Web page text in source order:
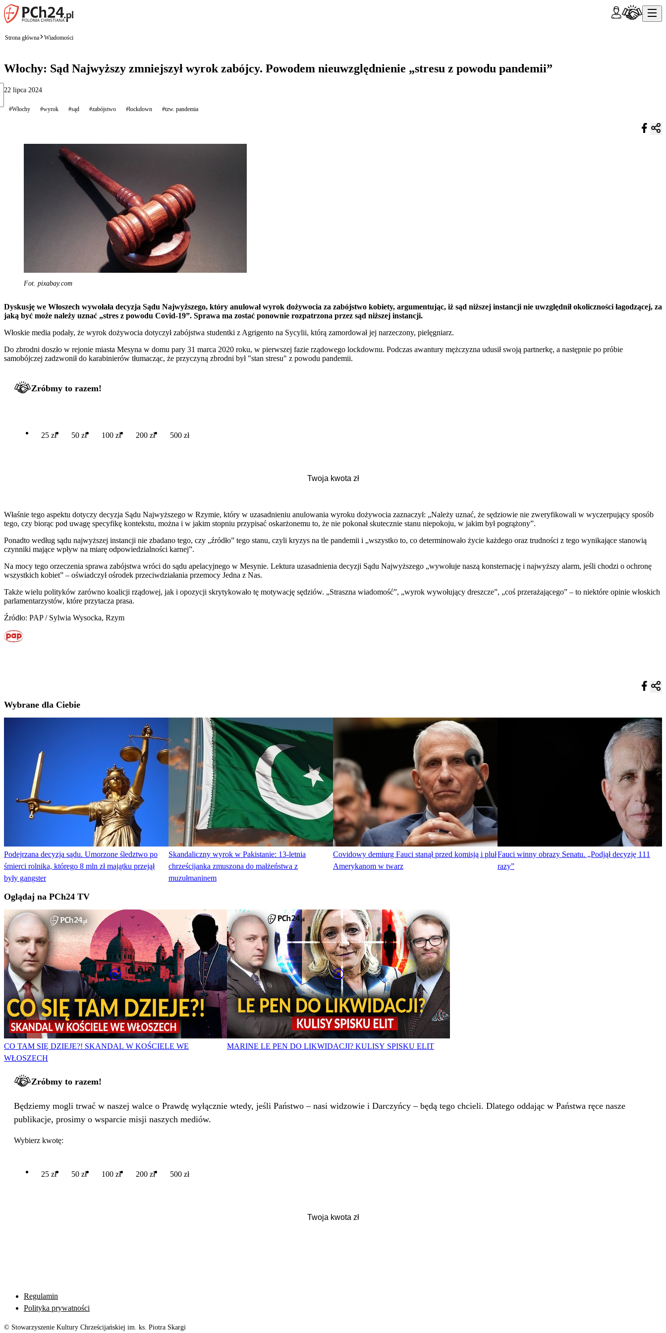
Strona główna Wiadomości
Włochy: Sąd Najwyższy zmniejszył wyrok zabójcy. Powodem nieuwzględnienie „stresu z powodu pandemii”
22 lipca 2024
#Włochy #wyrok #sąd #zabójstwo #lockdown #tzw. pandemia
Fot. pixabay.com
Dyskusję we Włoszech wywołała decyzja Sądu Najwyższego, który anulował wyrok dożywocia za zabójstwo kobiety, argumentując, iż sąd niższej instancji nie uwzględnił okoliczności łagodzącej, za
jaką być może należy uznać „stres z powodu Covid-19”. Sprawa ma zostać ponownie rozpatrzona przez sąd niższej instancji.
Włoskie media podały, że wyrok dożywocia dotyczył zabójstwa studentki z Agrigento na Sycylii, którą zamordował jej narzeczony, pielęgniarz.
Do zbrodni doszło w rejonie miasta Mesyna w domu pary 31 marca 2020 roku, w pierwszej fazie rządowego lockdownu. Podczas awantury mężczyzna udusił swoją partnerkę, a następnie po próbie
samobójczej zadzwonił do karabinierów tłumacząc, że przyczyną zbrodni był "stan stresu" z powodu pandemii.
Zróbmy to razem!
25 zł 50 zł 100 zł 200 zł 500 zł
Właśnie tego aspektu dotyczy decyzja Sądu Najwyższego w Rzymie, który w uzasadnieniu anulowania wyroku dożywocia zaznaczył: „Należy uznać, że sędziowie nie zweryfikowali w wyczerpujący sposób
tego, czy biorąc pod uwagę specyfikę kontekstu, można i w jakim stopniu przypisać oskarżonemu to, że nie pokonał skutecznie stanu niepokoju, w jakim był pogrążony”.
Ponadto według sądu najwyższej instancji nie zbadano tego, czy „źródło” tego stanu, czyli kryzys na tle pandemii i „wszystko to, co determinowało życie każdego oraz trudności z tego wynikające stanowią
czynniki mające wpływ na miarę odpowiedzialności karnej”.
Na mocy tego orzeczenia sprawa zabójstwa wróci do sądu apelacyjnego w Mesynie. Lektura uzasadnienia decyzji Sądu Najwyższego „wywołuje naszą konsternację i najwyższy alarm, jeśli chodzi o ochronę
wszystkich kobiet” – oświadczył ośrodek przeciwdziałania przemocy Jedna z Nas.
Także wielu polityków zarówno koalicji rządowej, jak i opozycji skrytykowało tę motywację sędziów. „Straszna wiadomość”, „wyrok wywołujący dreszcze”, „coś przerażającego” – to niektóre opinie włoskich
parlamentarzystów, które przytacza prasa.
Źródło: PAP / Sylwia Wysocka, Rzym
Wybrane dla Ciebie
Podejrzana decyzja sądu. Umorzone śledztwo po
śmierci rolnika, którego 8 mln zł majątku przejął
były gangster
Skandaliczny wyrok w Pakistanie: 13-letnia
chrześcijanka zmuszona do małżeństwa z
muzułmaninem
Covidowy demiurg Fauci stanął przed komisją i pluł
Amerykanom w twarz
Fauci winny obrazy Senatu. „Podjął decyzję 111
razy”
Oglądaj na PCh24 TV
CO TAM SIĘ DZIEJE?! SKANDAL W KOŚCIELE WE
WŁOSZECH
MARINE LE PEN DO LIKWIDACJI? KULISY SPISKU ELIT
Zróbmy to razem!
Będziemy mogli trwać w naszej walce o Prawdę wyłącznie wtedy, jeśli Państwo – nasi widzowie i Darczyńcy – będą tego chcieli. Dlatego oddając w Państwa ręce nasze
publikacje, prosimy o wsparcie misji naszych mediów.
Wybierz kwotę:
25 zł 50 zł 100 zł 200 zł 500 zł
Regulamin
Polityka prywatności
© Stowarzyszenie Kultury Chrześcijańskiej im. ks. Piotra Skargi